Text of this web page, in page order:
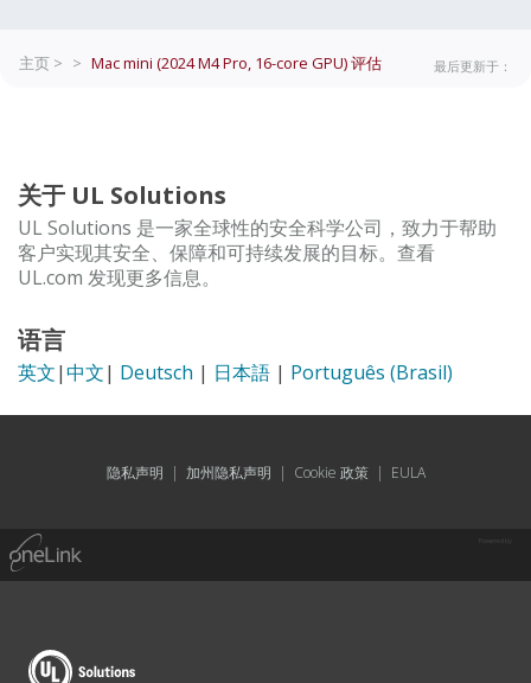
主页 > > Mac mini (2024 M4 Pro, 16-core GPU)评估 最后更新于：
关于 UL Solutions
UL Solutions 是一家全球性的安全科学公司，致力于帮助
客户实现其安全、保障和可持续发展的目标。查看
UL.com 发现更多信息。
语言
英文|中文| Deutsch | 日本語 | Português (Brasil)
隐私声明 | 加州隐私声明 | Cookie 政策| EULA